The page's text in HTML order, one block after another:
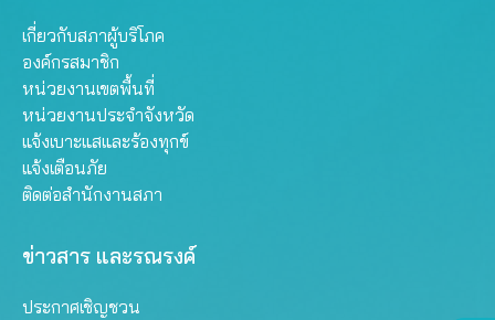
เกี่ยวกับสภาผู้บริโภค
องค์กรสมาชิก
หน่วยงานเขตพื้นที่
หน่วยงานประจำจังหวัด
แจ้งเบาะแสและร้องทุกข์
แจ้งเตือนภัย
ติดต่อสำนักงานสภา
ข่าวสาร และรณรงค์
ประกาศเชิญชวน